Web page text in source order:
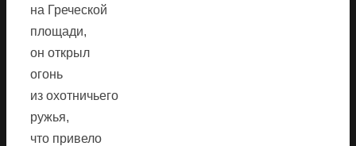
на Греческой
площади,
он открыл
огонь
из охотничьего
ружья,
что привело